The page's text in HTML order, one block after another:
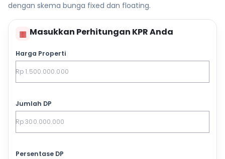
dengan skema bunga fixed dan floating.
▦ Masukkan Perhitungan KPR Anda
Harga Properti
Jumlah DP
Persentase DP